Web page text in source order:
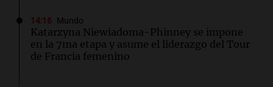
14:16 Mundo
Katarzyna Niewiadoma-Phinney se impone
en la 7ma etapa y asume el liderazgo del Tour
de Francia femenino